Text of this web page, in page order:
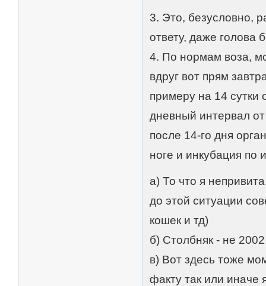
3. Это, безусловно,
ответу, даже голова
4. По нормам воза,
вдруг вот прям
примеру на 14 сутки
дневный интервал
после 14-го дня
ноге и инкубация по
а) То что я
до этой ситуации
кошек и тд)
б) Столбняк - не
в) Вот здесь тоже
факту так или иначе